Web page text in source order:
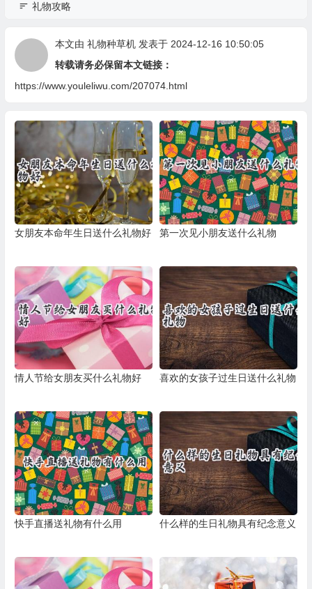
礼物攻略
本文由 礼物种草机发表于 2024-12-16 10:50:05
转载请务必保留本文链接：
https://www.youleliwu.com/207074.html
女朋友本命年生日送什么礼物好 第一次见小朋友送什么礼物
情人节给女朋友买什么礼物好 喜欢的女孩子过生日送什么礼物
快手直播送礼物有什么用 什么样的生日礼物具有纪念意义